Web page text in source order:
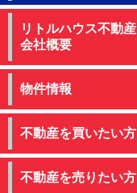
リトルハウス不動産
会社概要
物件情報
不動産を買いたい方
不動産を売りたい方